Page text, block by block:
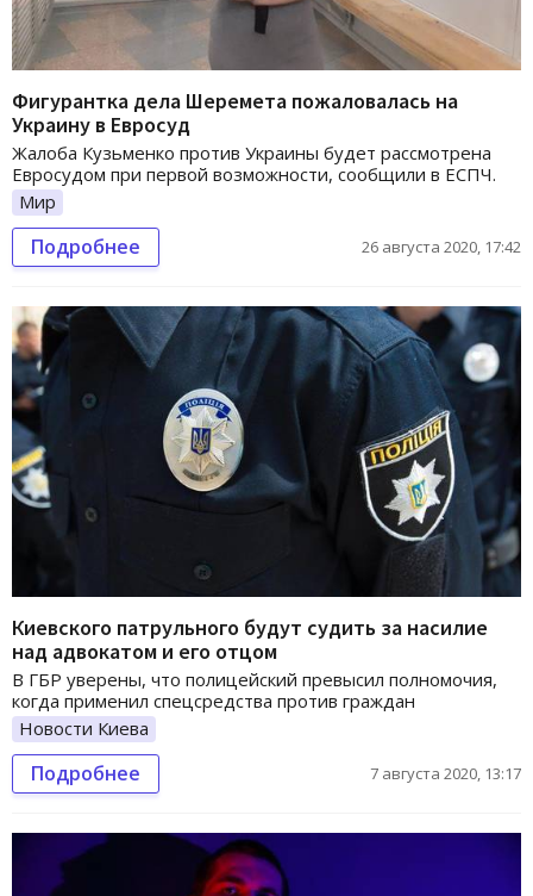
Фигурантка дела Шеремета пожаловалась на
Украину в Евросуд
Жалоба Кузьменко против Украины будет рассмотрена
Евросудом при первой возможности, сообщили в ЕСПЧ.
Мир
Подробнее 26 августа 2020, 17:42
Киевского патрульного будут судить за насилие
над адвокатом и его отцом
В ГБР уверены, что полицейский превысил полномочия,
когда применил спецсредства против граждан
Новости Киева
Подробнее 7 августа 2020, 13:17